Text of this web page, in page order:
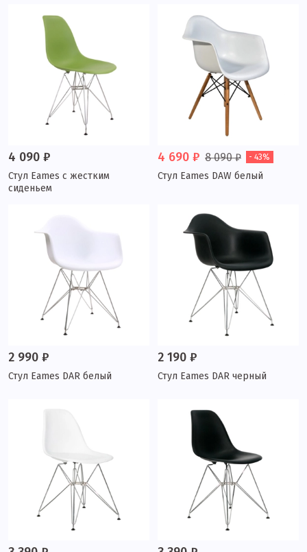
4 090 ₽
Стул Eames с жестким
сиденьем
4 690 ₽ 8 090 ₽ - 43%
Стул Eames DAW белый
2 990 ₽
Стул Eames DAR белый
2 190 ₽
Стул Eames DAR черный